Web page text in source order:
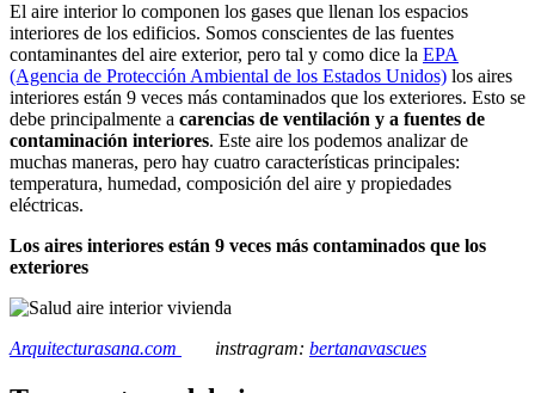
El aire interior lo componen los gases que llenan los espacios
interiores de los edificios. Somos conscientes de las fuentes
contaminantes del aire exterior, pero tal y como dice la EPA
(Agencia de Protección Ambiental de los Estados Unidos) los aires
interiores están 9 veces más contaminados que los exteriores. Esto se
debe principalmente a carencias de ventilación y a fuentes de
contaminación interiores. Este aire los podemos analizar de
muchas maneras, pero hay cuatro características principales:
temperatura, humedad, composición del aire y propiedades
eléctricas.
Los aires interiores están 9 veces más contaminados que los
exteriores
Arquitecturasana.com instragram: bertanavascues